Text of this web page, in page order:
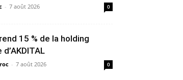
- 7 août 2026 0
15 % de la holding
- 7 août 2026 0